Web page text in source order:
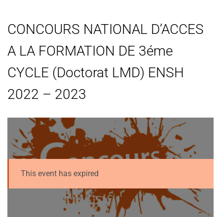
CONCOURS NATIONAL D’ACCES
A LA FORMATION DE 3éme
CYCLE (Doctorat LMD) ENSH
2022 – 2023
This event has expired